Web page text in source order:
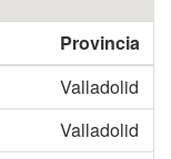
Provincia
Valladolid
Valladolid